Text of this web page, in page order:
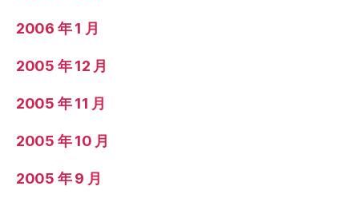
2006 年 1 月
2005 年 12 月
2005 年 11 月
2005 年 10 月
2005 年 9 月